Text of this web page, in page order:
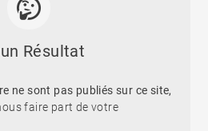
Résultat
ne sont pas publiés sur ce site,
faire part de votre